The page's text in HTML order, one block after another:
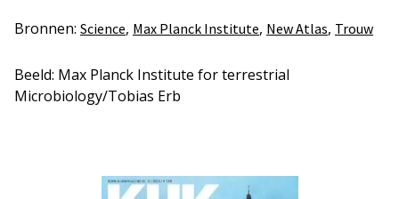
Bronnen: Science, Max Planck Institute, New Atlas, Trouw
Beeld: Max Planck Institute for terrestrial
Microbiology/Tobias Erb